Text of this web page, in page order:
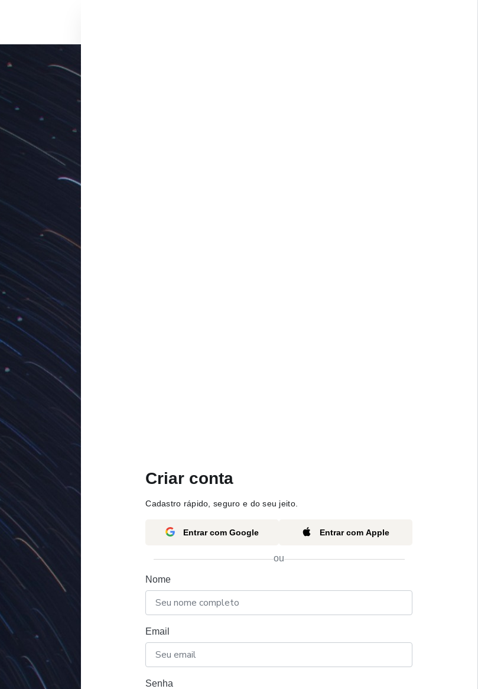
Criar conta
Cadastro rápido, seguro e do seu jeito.
Entrar com Google Entrar com Apple
ou
Nome
Email
Senha